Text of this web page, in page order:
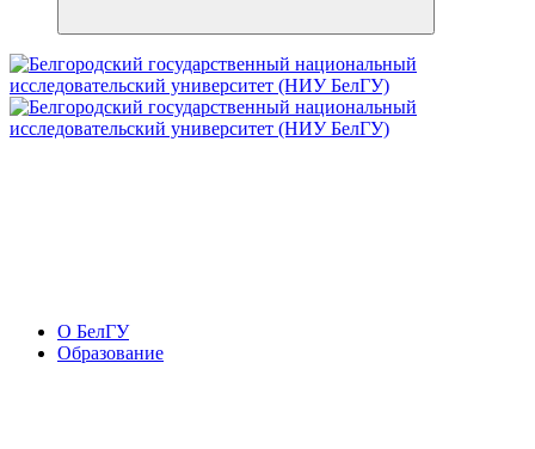
О БелГУ
Образование